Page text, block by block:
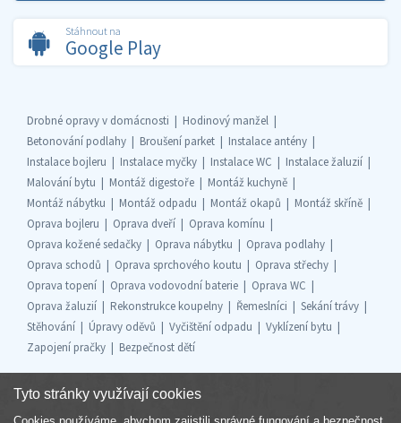
Stáhnout na
Google Play
Drobné opravy v domácnosti
Hodinový manžel
Betonování podlahy
Broušení parket
Instalace antény
Instalace bojleru
Instalace myčky Instalace WC
Instalace žaluzií
Malování bytu
Montáž digestoře
Montáž kuchyně
Montáž nábytku
Montáž odpadu Montáž okapů
Montáž skříně
Oprava bojleru
Oprava dveří
Oprava komínu
Oprava kožené sedačky
Oprava nábytku
Oprava podlahy
Oprava schodů
Oprava sprchového koutu
Oprava střechy
Oprava topení
Oprava vodovodní baterie
Oprava WC
Oprava žaluzií
Rekonstrukce koupelny Řemeslníci
Sekání trávy
Stěhování
Úpravy oděvů Vyčištění odpadu
Vyklízení bytu
Zapojení pračky
Bezpečnost dětí
Tyto stránky využívají cookies